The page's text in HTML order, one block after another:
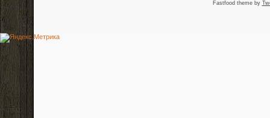
Fastfood theme by